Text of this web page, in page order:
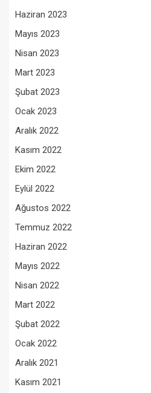
Haziran 2023
Mayıs 2023
Nisan 2023
Mart 2023
Şubat 2023
Ocak 2023
Aralık 2022
Kasım 2022
Ekim 2022
Eylül 2022
Ağustos 2022
Temmuz 2022
Haziran 2022
Mayıs 2022
Nisan 2022
Mart 2022
Şubat 2022
Ocak 2022
Aralık 2021
Kasım 2021